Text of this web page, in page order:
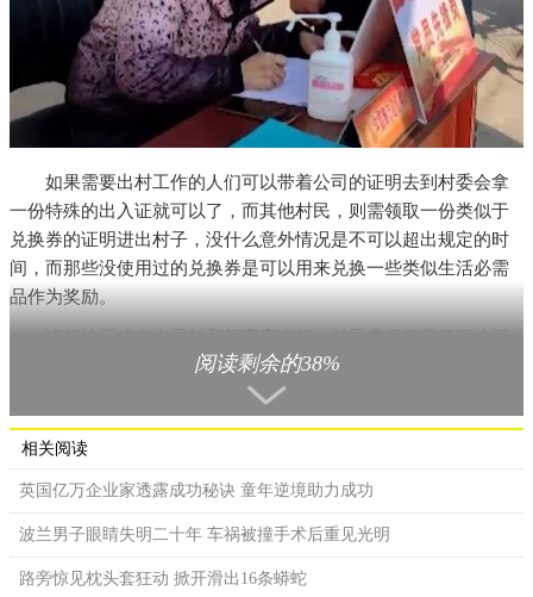
如果需要出村工作的人们可以带着公司的证明去到村委会拿
一份特殊的出入证就可以了，而其他村民，则需领取一份类似于
兑换券的证明进出村子，没什么意外情况是不可以超出规定的时
间，而那些没使用过的兑换券是可以用来兑换一些类似生活必需
品作为奖励。
以进出村子，如果超过规定时间则需要进行义务劳动，而其他没
用过的凭证可做兑换券使用，这种做法实施后立刻得到了村民的
支持。
阅读剩余的38%
相关阅读
英国亿万企业家透露成功秘诀 童年逆境助力成功
波兰男子眼睛失明二十年 车祸被撞手术后重见光明
路旁惊见枕头套狂动 掀开滑出16条蟒蛇